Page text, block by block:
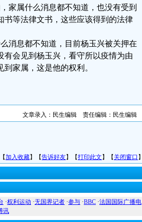
家属什么消息都不知道，也没有受到
等法律文书，这些应该得到的法律
消息都不知道，目前杨玉兴被关押在
会见到杨玉兴，看守所以疫情为由
家属，这是他的权利。
文章录入：民生编辑 责任编辑：民生编辑
加入收藏】【告诉好友】【打印此文 】【 关闭窗口 】
·权利运动 ·无国界记者 ·参与 ·BBC ·法国国际广播电
讯